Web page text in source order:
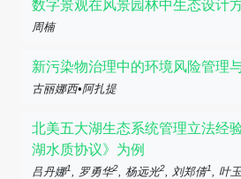
数字景观在风景园林中生态设计
周楠
新污染物治理中的环境风险管理
古丽娜西•阿扎提
北美五大湖生态系统管理立法
湖水质协议》为例
吕丹娜1, 罗勇华2, 杨远光2, 刘郑倩1, 叶